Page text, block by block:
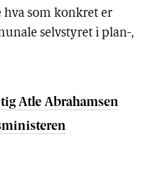
som konkret er
selvstyret i plan-,
Atle Abrahamsen